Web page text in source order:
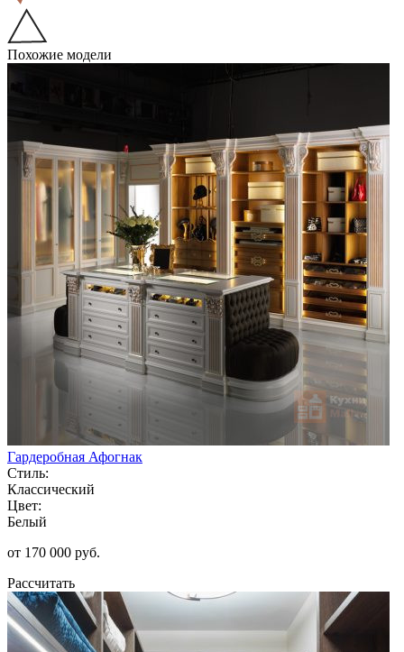
Похожие модели
Гардеробная Афогнак
Стиль:
Классический
Цвет:
Белый
от 170 000 руб.
Рассчитать